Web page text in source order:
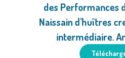
des Performances
Naissain d'huîtres
intermédiaire.